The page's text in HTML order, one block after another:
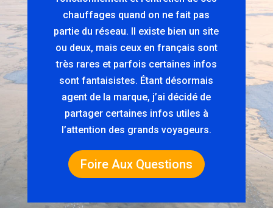
chauffages quand on ne fait pas
partie du réseau. Il existe bien un site
ou deux, mais ceux en français sont
très rares et parfois certaines infos
sont fantaisistes. Étant désormais
agent de la marque, j’ai décidé de
partager certaines infos utiles à
l’attention des grands voyageurs.
Foire Aux Questions